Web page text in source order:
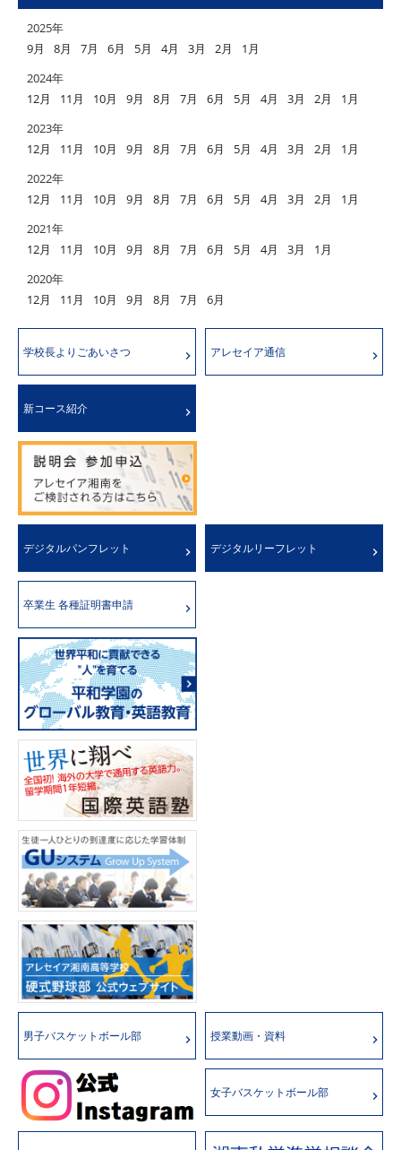
2025年
9月
8月 7月 6月 5月 4月 3月 2月
1月
2024年
12月
11月 10月 9月 8月 7月 6月 5月 4月 3月 2月
1月
2023年
12月
11月 10月 9月 8月 7月 6月 5月 4月 3月 2月
1月
2022年
12月
11月 10月 9月 8月 7月 6月 5月 4月 3月 2月
1月
2021年
12月
11月 10月 9月 8月 7月 6月 5月 4月 3月
1月
2020年
12月
11月 10月 9月 8月 7月 6月
学校長よりごあいさつ アレセイア通信
新コース紹介
デジタルパンフレット デジタルリーフレット
卒業生 各種証明書申請
授業動画・資料
男子バスケットボール部
女子バスケットボール部